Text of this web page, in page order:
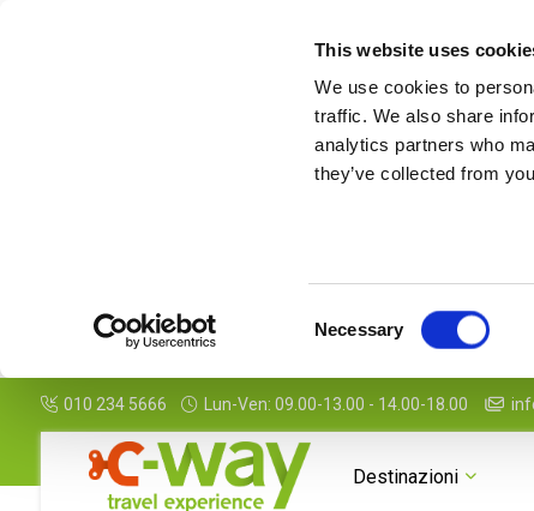
This website uses
We use cookies to
traffic. We also share
analytics partners who
they’ve collected from
Necessary
010 234 5666 Lun-Ven: 09.00-13.00 - 14.00-18.00
Destinazioni